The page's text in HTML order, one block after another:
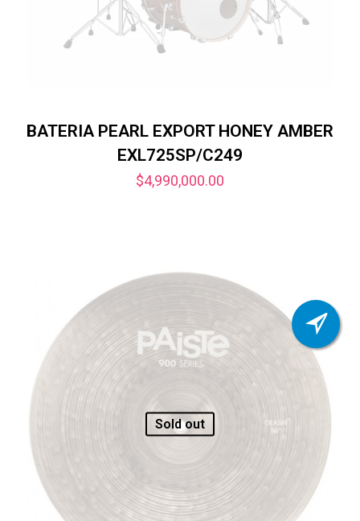
BATERIA PEARL EXPORT HONEY AMBER
EXL725SP/C249
$4,990,000.00
Sold out